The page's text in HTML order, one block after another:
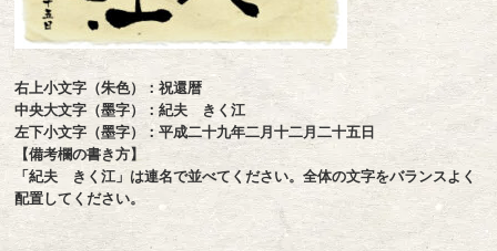
右上小文字（朱色）：祝還暦
中央大文字（墨字）：紀夫 きく江
左下小文字（墨字）：平成二十九年二月十二月二十五日
【備考欄の書き方】
「紀夫 きく江」は連名で並べてください。全体の文字をバランスよく
配置してください。